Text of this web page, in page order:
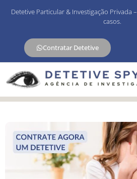
Detetive Particular & Investigação Privada –
casos.
Contratar Detetive